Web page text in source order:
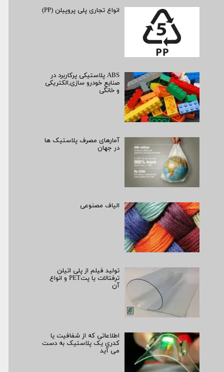
انواع تجاری پلی پروپیلن (PP)
ABS پلاستیکی پرکاربرد در
صنایع خودرو سازی,الکتریکی
و خانگی
آمارهای مصرف پلاستیک ها
در جهان
الیاف مصنوعی
تولید فیلم از پلی اتیلن
ترفتالات یا پتPET و انواع
آن
اطلاعاتی که از شفافیت یا
کدری یک پلاستیک به دست
می آید